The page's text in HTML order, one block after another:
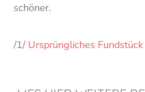
schöner.
/1/ Ursprüngliches Fundstück